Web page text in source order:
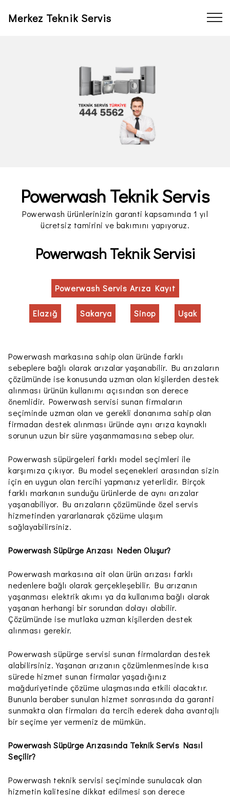
Merkez Teknik Servis
Powerwash Teknik Servis
Powerwash ürünlerinizin garanti kapsamında 1 yıl
ücretsiz tamirini ve bakımını yapıyoruz.
Powerwash Teknik Servisi
Powerwash Servis Arıza Kayıt
Elazığ Sakarya Sinop Uşak
Powerwash markasına sahip olan üründe farklı
sebeplere bağlı olarak arızalar yaşanabilir. Bu arızaların
çözümünde ise konusunda uzman olan kişilerden destek
alınması ürünün kullanımı açısından son derece
önemlidir. Powerwash servisi sunan firmaların
seçiminde uzman olan ve gerekli donanıma sahip olan
firmadan destek alınması üründe aynı arıza kaynaklı
sorunun uzun bir süre yaşanmamasına sebep olur.
Powerwash süpürgeleri farklı model seçimleri ile
karşımıza çıkıyor. Bu model seçenekleri arasından sizin
için en uygun olan tercihi yapmanız yeterlidir. Birçok
farklı markanın sunduğu ürünlerde de aynı arızalar
yaşanabiliyor. Bu arızaların çözümünde özel servis
hizmetinden yararlanarak çözüme ulaşım
sağlayabilirsiniz.
Powerwash Süpürge Arızası Neden Oluşur?
Powerwash markasına ait olan ürün arızası farklı
nedenlere bağlı olarak gerçekleşebilir. Bu arızanın
yaşanması elektrik akımı ya da kullanıma bağlı olarak
yaşanan herhangi bir sorundan dolayı olabilir.
Çözümünde ise mutlaka uzman kişilerden destek
alınması gerekir.
Powerwash süpürge servisi sunan firmalardan destek
alabilirsiniz. Yaşanan arızanın çözümlenmesinde kısa
sürede hizmet sunan firmalar yaşadığınız
mağduriyetinde çözüme ulaşmasında etkili olacaktır.
Bununla beraber sunulan hizmet sonrasında da garanti
sunmakta olan firmaları da tercih ederek daha avantajlı
bir seçime yer vermeniz de mümkün.
Powerwash Süpürge Arızasında Teknik Servis Nasıl
Seçilir?
Powerwash teknik servisi seçiminde sunulacak olan
hizmetin kalitesine dikkat edilmesi son derece